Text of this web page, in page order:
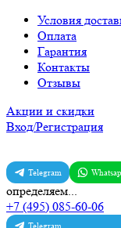
Условия
Оплата
Гарантия
Контакты
Отзывы
Акции и скидки
Вход/Регистрация
Telegram
определяем...
+7 (495) 085-60-06